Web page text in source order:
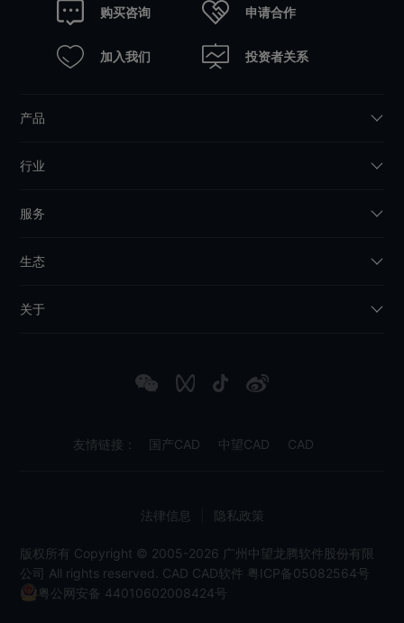
购买咨询 申请合作
加入我们 投资者关系
产品
行业
服务
生态
关于
友情链接： 国产CAD 中望CAD CAD
版权所有 Copyright © 2005-2026 广州中望龙腾软件股份有限
公司 All rights reserved.
CAD CAD软件 粤ICP备05082564号
粤公网安备 44010602008424号
法律信息 隐私政策